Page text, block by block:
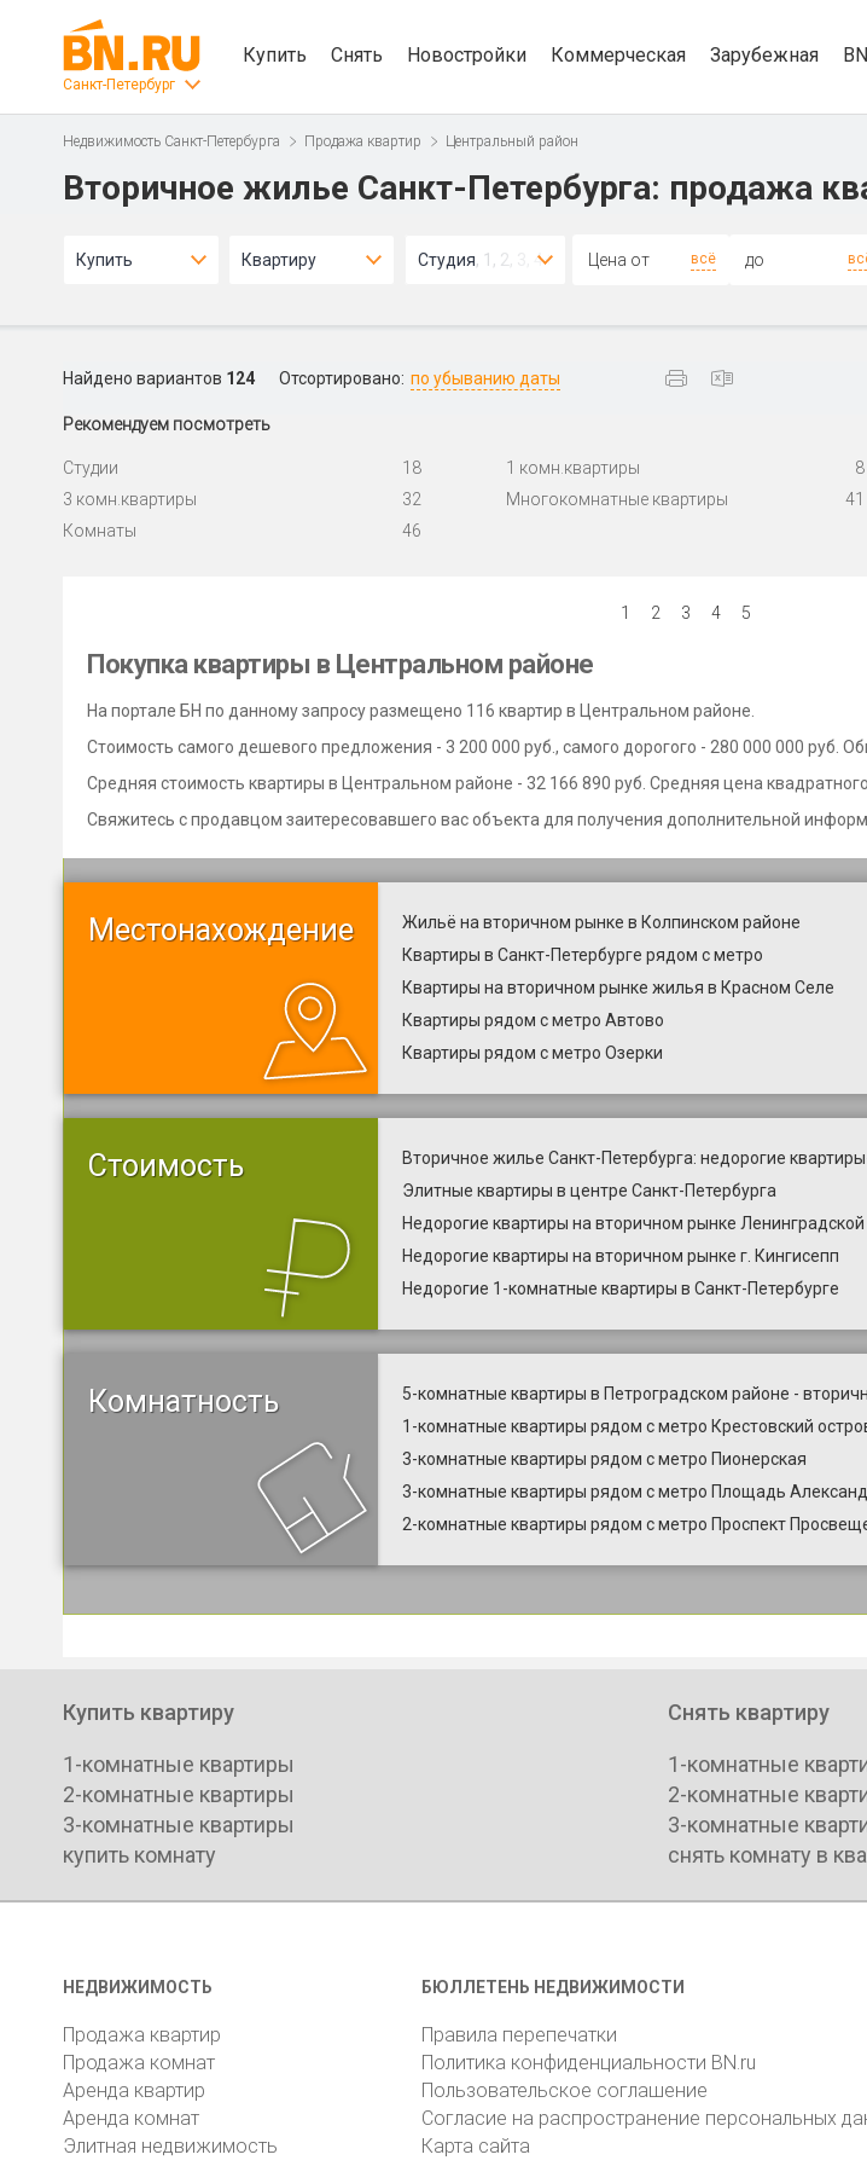
Санкт-Петербург
Купить Снять Новостройки Коммерческая Зарубежная
Недвижимость Санкт-Петербурга Продажа квартир Центральный район
Вторичное жилье Санкт-Петербурга: продажа
Купить Квартиру Студия, 1, 2, 3, 4+ всё
Найдено вариантов 124 Отсортировано: по убыванию даты
Рекомендуем посмотреть
Студии 18 1 комн.квартиры 8
3 комн.квартиры
32 Многокомнатные квартиры 41
Комнаты
46
1 2 3 4 5
Покупка квартиры в Центральном районе
На портале БН по данному запросу размещено 116 квартир в Центральном районе.
Стоимость самого дешевого предложения - 3 200 000 руб., самого дорогого - 280 000 000 руб.
Средняя стоимость квартиры в Центральном районе - 32 166 890 руб. Средняя цена
Свяжитесь с продавцом заитересовавшего вас объекта для получения дополнительной
Местонахождение
Жильё на вторичном рынке в Колпинском районе
Квартиры в Санкт-Петербурге рядом с метро
Квартиры на вторичном рынке жилья в Красном Селе
Квартиры рядом с метро Автово
Квартиры рядом с метро Озерки
Стоимость
Вторичное жилье Санкт-Петербурга: недорогие
Элитные квартиры в центре Санкт-Петербурга
Недорогие квартиры на вторичном рынке Ленинградской
Недорогие квартиры на вторичном рынке г. Кингисепп
Недорогие 1-комнатные квартиры в Санкт-Петербурге
Комнатность
5-комнатные квартиры в Петроградском районе -
1-комнатные квартиры рядом с метро Крестовский
3-комнатные квартиры рядом с метро Пионерская
3-комнатные квартиры рядом с метро Площадь
2-комнатные квартиры рядом с метро Проспект
Купить квартиру
1-комнатные квартиры
2-комнатные квартиры
3-комнатные квартиры
купить комнату
Снять квартиру
1-комнатные
2-комнатные
3-комнатные
снять комнату в
НЕДВИЖИМОСТЬ
Продажа квартир
Продажа комнат
Аренда квартир
Аренда комнат
Элитная недвижимость
БЮЛЛЕТЕНЬ НЕДВИЖИМОСТИ
Правила перепечатки
Политика конфиденциальности BN.ru
Пользовательское соглашение
Согласие на распространение персональных
Карта сайта